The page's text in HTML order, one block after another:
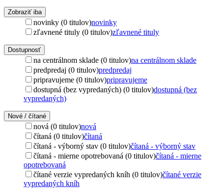
Zobraziť iba
novinky (0 titulov)novinky
zľavnené tituly (0 titulov)zľavnené tituly
Dostupnosť
na centrálnom sklade (0 titulov)na centrálnom sklade
predpredaj (0 titulov)predpredaj
pripravujeme (0 titulov)pripravujeme
dostupná (bez vypredaných) (0 titulov)dostupná (bez
vypredaných)
Nové / čítané
nová (0 titulov)nová
čítaná (0 titulov)čítaná
čítaná - výborný stav (0 titulov)čítaná - výborný stav
čítaná - mierne opotrebovaná (0 titulov)čítaná - mierne
opotrebovaná
čítané verzie vypredaných kníh (0 titulov)čítané verzie
vypredaných kníh